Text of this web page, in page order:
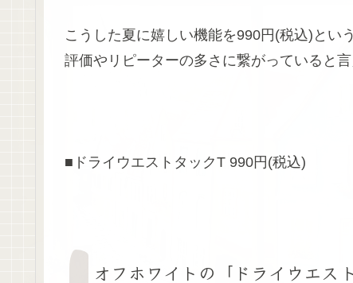
こうした夏に嬉しい機能を990円(税込)と
評価やリピーターの多さに繋がっていると言
■ドライウエストタックT 990円(税込)
オフホワイトの「ドライウエス